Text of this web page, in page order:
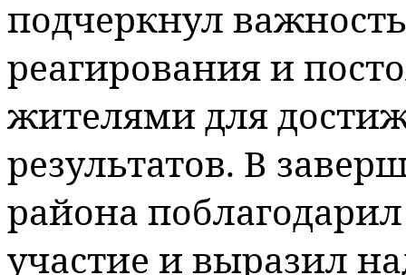
подчеркнул
реагирования и
жителями для
результатов. В
района
участие и выразил